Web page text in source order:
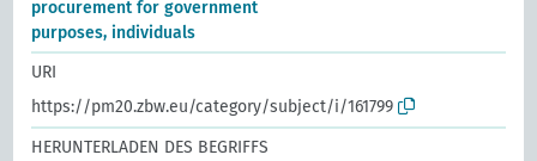
procurement for government
purposes, individuals
URI
https://pm20.zbw.eu/category/subject/i/161799
HERUNTERLADEN DES BEGRIFFS